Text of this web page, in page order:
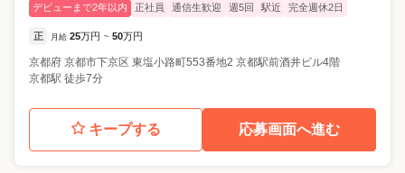
デビューまで2年以内 正社員 通信生歓迎 週5回 駅近 完全週休2日
正 月給 25万円 ~ 50万円
京都府 京都市下京区 東塩小路町553番地2 京都駅前酒井ビル4階
京都駅 徒歩7分
キープする 応募画面へ進む